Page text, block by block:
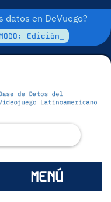
datos en DeVuego?
Edición_
MENÚ